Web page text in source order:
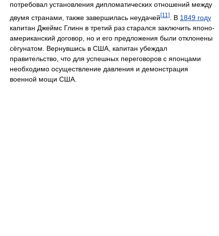
потребовал установления дипломатических отношений между
двумя странами, также завершилась неудачей[11] . В 1849 году
капитан Джеймс Глинн в третий раз старался заключить японо-
американский договор, но и его предложения были отклонены
сёгунатом. Вернувшись в США, капитан убеждал
правительство, что для успешных переговоров с японцами
необходимо осуществление давления и демонстрация
военной мощи США.